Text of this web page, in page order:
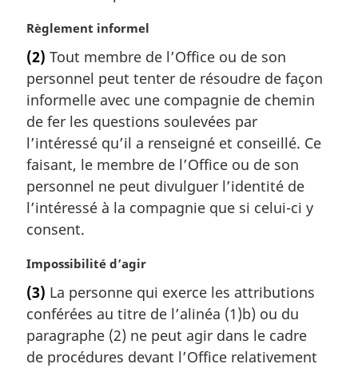
N
t
e
m
a
g
i
n
a
e
:
Règlement informel
(2) Tout membre de l’Office ou de son
personnel peut tenter de résoudre de façon
informelle avec une compagnie de chemin
de fer les questions soulevées par
l’intéressé qu’il a renseigné et conseillé. Ce
faisant, le membre de l’Office ou de son
personnel ne peut divulguer l’identité de
l’intéressé à la compagnie que si celui-ci y
consent.
N
t
e
m
a
Impossibilité d’agir
(3) La personne qui exerce les attributions
conférées au titre de l’alinéa (1)b) ou du
paragraphe (2) ne peut agir dans le cadre
de procédures devant l’Office relativement